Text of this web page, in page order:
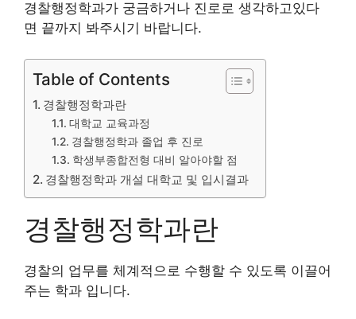
경찰행정학과가 궁금하거나 진로로 생각하고있다
면 끝까지 봐주시기 바랍니다.
Table of Contents
경찰행정학과란
대학교 교육과정
경찰행정학과 졸업 후 진로
학생부종합전형 대비 알아야할 점
경찰행정학과 개설 대학교 및 입시결과
경찰행정학과란
경찰의 업무를 체계적으로 수행할 수 있도록 이끌어
주는 학과 입니다.